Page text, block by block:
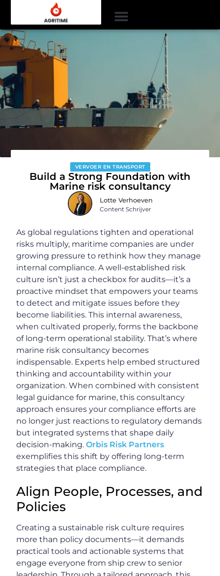
VERVOER EN TRANSPORT
Build a Strong Foundation with
Marine risk consultancy
Lotte Verhoeven
Content Schrijver
As global regulations tighten and operational
risks multiply, maritime companies are under
growing pressure to rethink how they manage
internal compliance. A well-established risk
culture isn’t just a checkbox for audits—it’s a
proactive mindset that empowers your teams
to detect and mitigate issues before they
become liabilities. This internal awareness,
when cultivated properly, forms the backbone
of long-term operational stability. That’s where
marine risk consultancy becomes
indispensable. Experts help embed structured
thinking and accountability within your
organization. When combined with consistent
legal guidance for marine, this consultancy
approach ensures your compliance efforts are
no longer just reactions to regulatory demands
but integrated systems that shape daily
decision-making.Orbis Risk Partners
exemplifies this shift by offering long-term
strategies that place compliance.
Align People, Processes, and
Policies
Creating a sustainable risk culture requires
more than policy documents—it demands
practical tools and actionable systems that
engage everyone from ship crew to senior